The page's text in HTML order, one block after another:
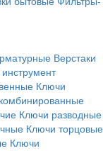
Верстаки
Ключи
Ключи разводные
Ключи торцовые
Ключи